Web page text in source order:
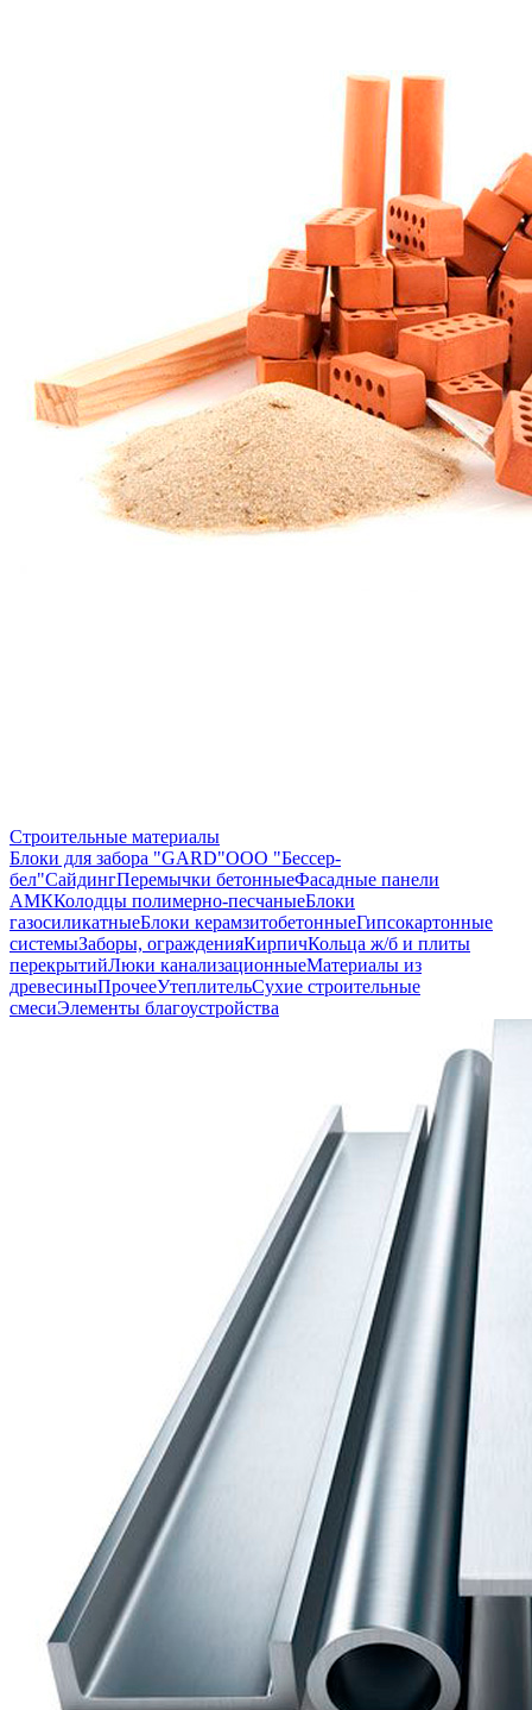
Строительные материалы
Блоки для забора "GARD"ООО "Бессер-
бел"СайдингПеремычки бетонныеФасадные панели
АМККолодцы полимерно-песчаныеБлоки
газосиликатныеБлоки керамзитобетонныеГипсокартонные
системыЗаборы, огражденияКирпичКольца ж/б и плиты
перекрытийЛюки канализационныеМатериалы из
древесиныПрочееУтеплительСухие строительные
смесиЭлементы благоустройства